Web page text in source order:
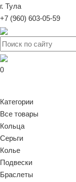
г. Тула
+7 (960) 603-05-59
0
Категории
Все товары
Кольца
Серьги
Колье
Подвески
Браслеты